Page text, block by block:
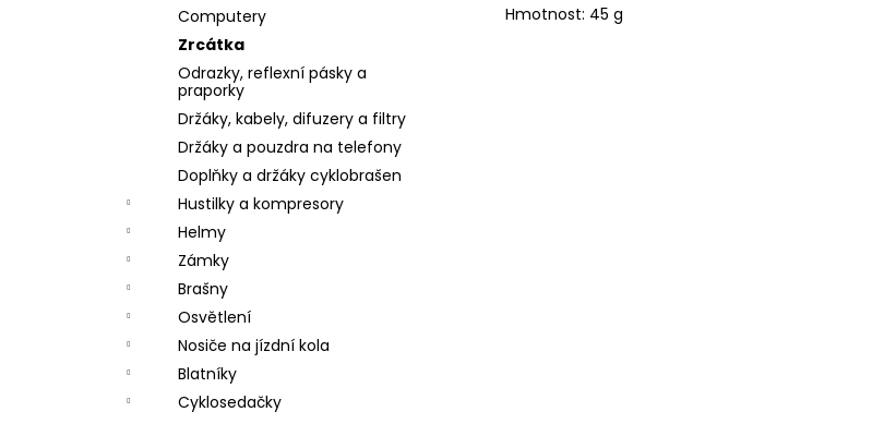
Computery
Zrcátka
Odrazky, reflexní pásky a
praporky
Držáky, kabely, difuzery a filtry
Držáky a pouzdra na telefony
Doplňky a držáky cyklobrašen
Hustilky a kompresory
Helmy
Zámky
Brašny
Osvětlení
Nosiče na jízdní kola
Blatníky
Cyklosedačky
Hmotnost: 45 g